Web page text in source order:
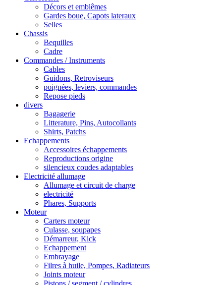
Décors et emblêmes
Gardes boue, Capots lateraux
Selles
Chassis
Bequilles
Cadre
Commandes / Instruments
Cables
Guidons, Retroviseurs
poignées, leviers, commandes
Repose pieds
divers
Bagagerie
Litterature, Pins, Autocollants
Shirts, Patchs
Echappements
Accessoires échappements
Reproductions origine
silencieux coudes adaptables
Electricité allumage
Allumage et circuit de charge
electricité
Phares, Supports
Moteur
Carters moteur
Culasse, soupapes
Démarreur, Kick
Echappement
Embrayage
Filres à huile, Pompes, Radiateurs
Joints moteur
Pistons / segment / cylindres